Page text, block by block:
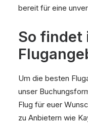
bereit für eine
So findet
Um die besten
unser
Flug für euer
zu Anbietern wie